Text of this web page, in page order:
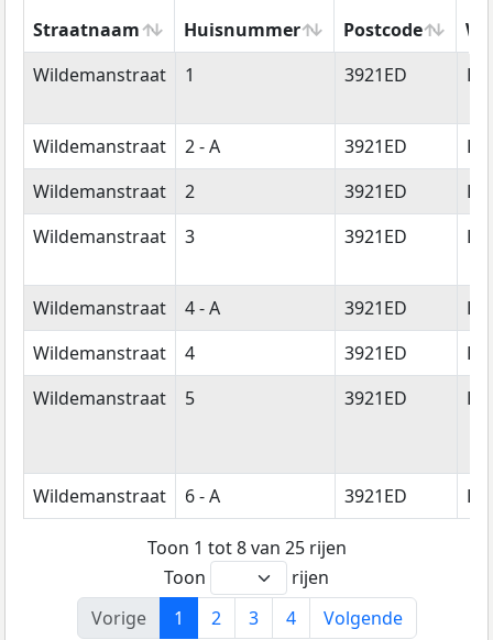
Straatnaam Huisnummer Postcode
Straatnaam
Huisnummer Postcode
Wildemanstraat 1 3921ED
Wildemanstraat 2 - A 3921ED
Wildemanstraat
2 3921ED
Wildemanstraat
3 3921ED
Wildemanstraat 4 - A 3921ED
Wildemanstraat
4 3921ED
Wildemanstraat
5 3921ED
Wildemanstraat 6 - A 3921ED
Toon 1 tot 8 van 25 rijen
Toon
rijen
Vorige
1 2 3 4 Volgende